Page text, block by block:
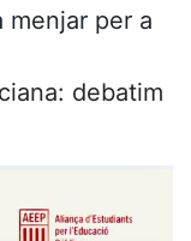
menjar per a
debatim